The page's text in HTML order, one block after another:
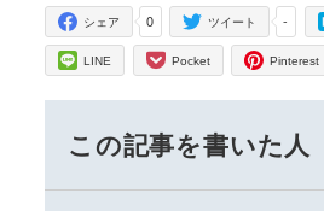
0
シェア -
ツイート
LINE Pocket Pinterest
この記事を書いた人